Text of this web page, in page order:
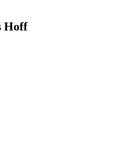
Hoff